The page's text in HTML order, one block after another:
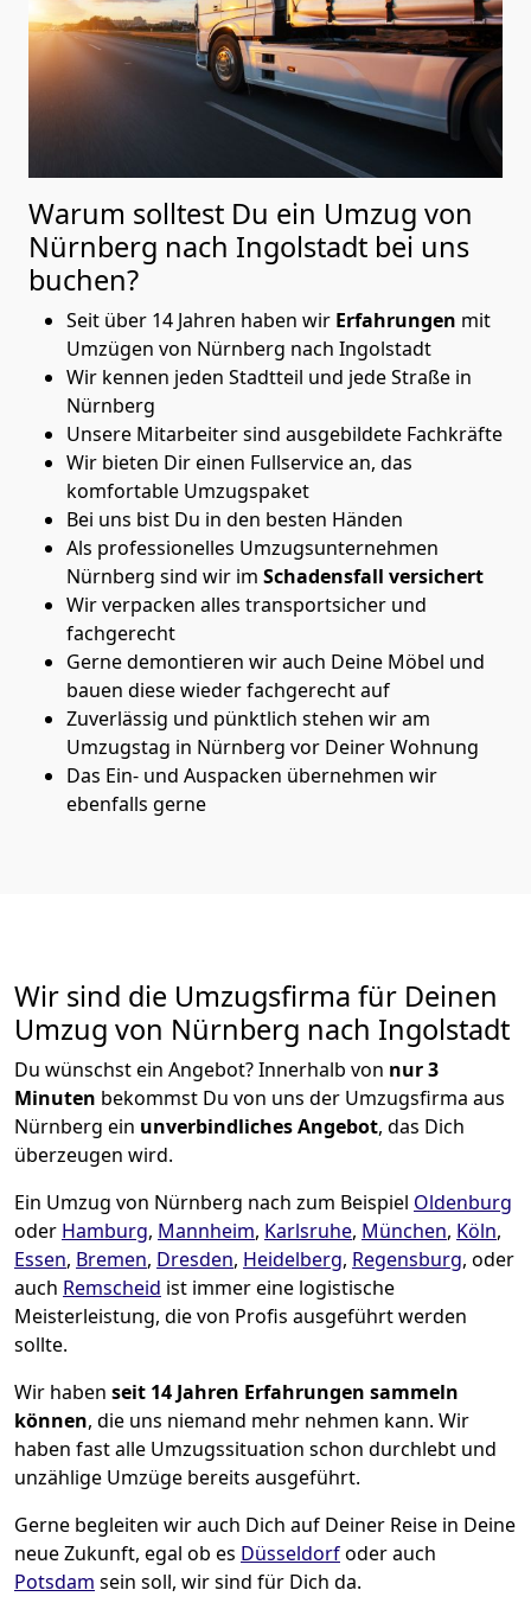
Warum solltest Du ein Umzug von
Nürnberg nach Ingolstadt bei uns
buchen?
Seit über 14 Jahren haben wir Erfahrungen mit
Umzügen von Nürnberg nach Ingolstadt
Wir kennen jeden Stadtteil und jede Straße in
Nürnberg
Unsere Mitarbeiter sind ausgebildete Fachkräfte
Wir bieten Dir einen Fullservice an, das
komfortable Umzugspaket
Bei uns bist Du in den besten Händen
Als professionelles Umzugsunternehmen
Nürnberg sind wir im Schadensfall versichert
Wir verpacken alles transportsicher und
fachgerecht
Gerne demontieren wir auch Deine Möbel und
bauen diese wieder fachgerecht auf
Zuverlässig und pünktlich stehen wir am
Umzugstag in Nürnberg vor Deiner Wohnung
Das Ein- und Auspacken übernehmen wir
ebenfalls gerne
Wir sind die Umzugsfirma für Deinen
Umzug von Nürnberg nach Ingolstadt
Du wünschst ein Angebot? Innerhalb von nur 3
Minuten bekommst Du von uns der Umzugsfirma aus
Nürnberg ein unverbindliches Angebot, das Dich
überzeugen wird.
Ein Umzug von Nürnberg nach zum Beispiel Oldenburg
oder Hamburg, Mannheim, Karlsruhe, München, Köln,
Essen, Bremen, Dresden, Heidelberg, Regensburg, oder
auch Remscheid ist immer eine logistische
Meisterleistung, die von Profis ausgeführt werden
sollte.
Wir haben seit 14 Jahren Erfahrungen sammeln
können, die uns niemand mehr nehmen kann. Wir
haben fast alle Umzugssituation schon durchlebt und
unzählige Umzüge bereits ausgeführt.
Gerne begleiten wir auch Dich auf Deiner Reise in Deine
neue Zukunft, egal ob es Düsseldorfoder auch
Potsdam sein soll, wir sind für Dich da.